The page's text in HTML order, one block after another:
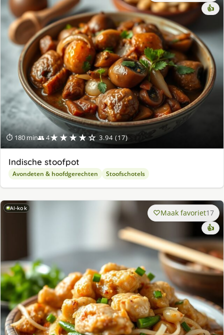
⏱ 180 min👥 4★★★★☆ 3.94 (17)
👍
Indische stoofpot
Avondeten & hoofdgerechten Stoofschotels
AI-kok Maak favoriet17
👍